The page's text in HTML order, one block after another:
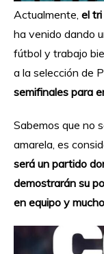
Actualmente, el
ha venido dando
fútbol y trabajo
a la selección de
semifinales para
Sabemos que no
amarela, es
será un partido
demostrarán su
en equipo y